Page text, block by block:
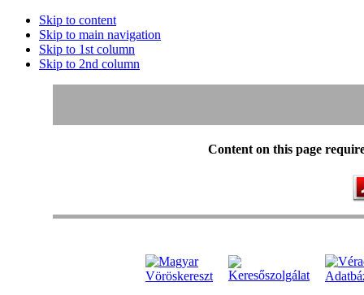
Skip to content
Skip to main navigation
Skip to 1st column
Skip to 2nd column
Content on this page